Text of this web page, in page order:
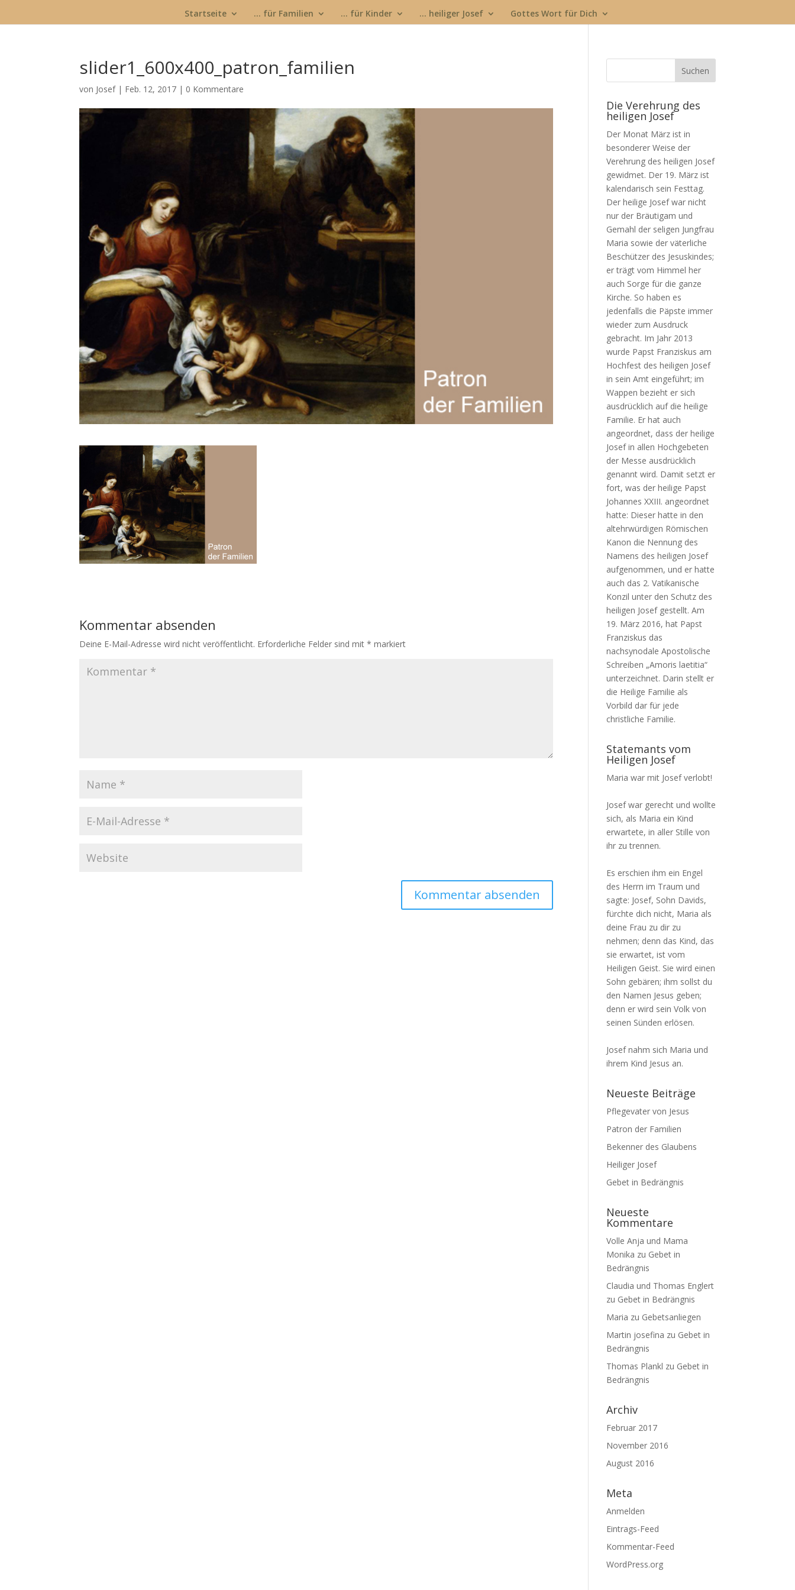
Startseite … für Familien … für Kinder … heiliger Josef Gottes Wort für Dich
slider1_600x400_patron_familien
von Josef| Feb. 12, 2017 | 0 Kommentare
Kommentar absenden
Deine E-Mail-Adresse wird nicht veröffentlicht. Erforderliche Felder sind mit* markiert
Die Verehrung des
heiligen Josef
Der Monat März ist in
besonderer Weise der
Verehrung des heiligen Josef
gewidmet. Der 19. März ist
kalendarisch sein Festtag.
Der heilige Josef war nicht
nur der Bräutigam und
Gemahl der seligen Jungfrau
Maria sowie der väterliche
Beschützer des Jesuskindes;
er trägt vom Himmel her
auch Sorge für die ganze
Kirche. So haben es
jedenfalls die Päpste immer
wieder zum Ausdruck
gebracht. Im Jahr 2013
wurde Papst Franziskus am
Hochfest des heiligen Josef
in sein Amt eingeführt; im
Wappen bezieht er sich
ausdrücklich auf die heilige
Familie. Er hat auch
angeordnet, dass der heilige
Josef in allen Hochgebeten
der Messe ausdrücklich
genannt wird. Damit setzt er
fort, was der heilige Papst
Johannes XXIII. angeordnet
hatte: Dieser hatte in den
altehrwürdigen Römischen
Kanon die Nennung des
Namens des heiligen Josef
aufgenommen, und er hatte
auch das 2. Vatikanische
Konzil unter den Schutz des
heiligen Josef gestellt. Am
19. März 2016, hat Papst
Franziskus das
nachsynodale Apostolische
Schreiben „Amoris laetitia“
unterzeichnet. Darin stellt er
die Heilige Familie als
Vorbild dar für jede
christliche Familie.
Statemants vom
Heiligen Josef
Maria war mit Josef verlobt!
Josef war gerecht und wollte
sich, als Maria ein Kind
erwartete, in aller Stille von
ihr zu trennen.
Es erschien ihm ein Engel
des Herrn im Traum und
sagte: Josef, Sohn Davids,
fürchte dich nicht, Maria als
deine Frau zu dir zu
nehmen; denn das Kind, das
sie erwartet, ist vom
Heiligen Geist. Sie wird einen
Sohn gebären; ihm sollst du
den Namen Jesus geben;
denn er wird sein Volk von
seinen Sünden erlösen.
Josef nahm sich Maria und
ihrem Kind Jesus an.
Neueste Beiträge
Pflegevater von Jesus
Patron der Familien
Bekenner des Glaubens
Heiliger Josef
Gebet in Bedrängnis
Neueste
Kommentare
Volle Anja und Mama
Monika zu Gebet in
Bedrängnis
Claudia und Thomas Englert
zu Gebet in Bedrängnis
Maria zu Gebetsanliegen
Martin josefina zu Gebet in
Bedrängnis
Thomas Plankl zu Gebet in
Bedrängnis
Archiv
Februar 2017
November 2016
August 2016
Meta
Anmelden
Eintrags-Feed
Kommentar-Feed
WordPress.org